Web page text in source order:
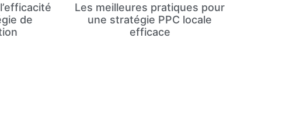
de
Les meilleures pratiques pour
une stratégie PPC locale
efficace